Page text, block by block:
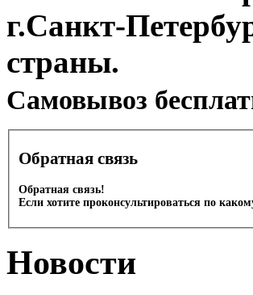
г.Санкт-
страны.
Cамовывоз
Обратная связь
Обратная связь!
Если хотите проконсультироваться по
Новости